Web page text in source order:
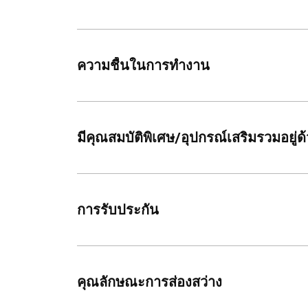
ความชื้นในการทำงาน
มีคุณสมบัติพิเศษ/อุปกรณ์เสริมรวมอยู่
การรับประกัน
คุณลักษณะการส่องสว่าง